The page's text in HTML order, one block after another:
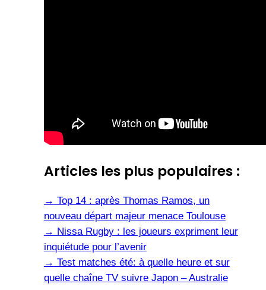
Articles les plus populaires :
→ Top 14 : après Thomas Ramos, un
nouveau départ majeur menace Toulouse
→ Nissa Rugby : les joueurs expriment leur
inquiétude pour l’avenir
→ Test matches été: à quelle heure et sur
quelle chaîne TV suivre Japon – Australie